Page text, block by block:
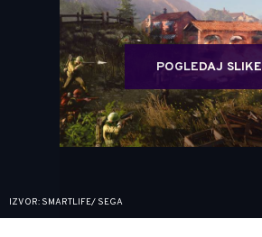
POGLEDAJ SLIKE
IZVOR: SMARTLIFE/ SEGA